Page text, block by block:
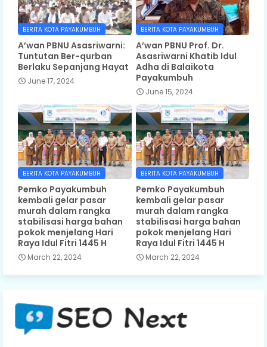
BERITA KOTA PAYAKUMBUH
A’wan PBNU Asasriwarni:
Tuntutan Ber-qurban
Berlaku Sepanjang Hayat
June 17, 2024
BERITA KOTA PAYAKUMBUH
A’wan PBNU Prof. Dr.
Asasriwarni Khatib Idul
Adha di Balaikota
Payakumbuh
June 15, 2024
BERITA KOTA PAYAKUMBUH
Pemko Payakumbuh
kembali gelar pasar
murah dalam rangka
stabilisasi harga bahan
pokok menjelang Hari
Raya Idul Fitri 1445 H
March 22, 2024
BERITA KOTA PAYAKUMBUH
Pemko Payakumbuh
kembali gelar pasar
murah dalam rangka
stabilisasi harga bahan
pokok menjelang Hari
Raya Idul Fitri 1445 H
March 22, 2024